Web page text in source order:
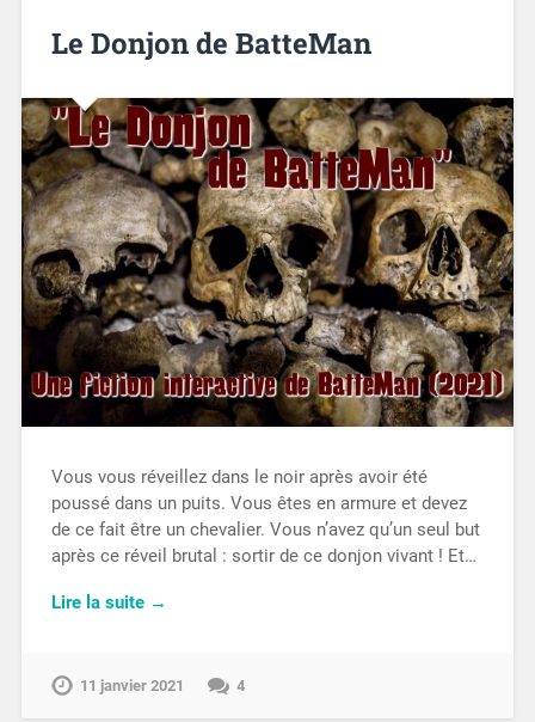
Le Donjon de BatteMan
Vous vous réveillez dans le noir après avoir été
poussé dans un puits. Vous êtes en armure et devez
de ce fait être un chevalier. Vous n’avez qu’un seul but
après ce réveil brutal : sortir de ce donjon vivant ! Et…
Lire la suite →
11 janvier 2021 4